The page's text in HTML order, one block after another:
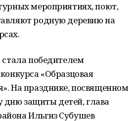
мероприятиях, поют,
родную деревню на
стала победителем
«Образцовая
На празднике, посвященном
защиты детей, глава
Ильгиз Субушев